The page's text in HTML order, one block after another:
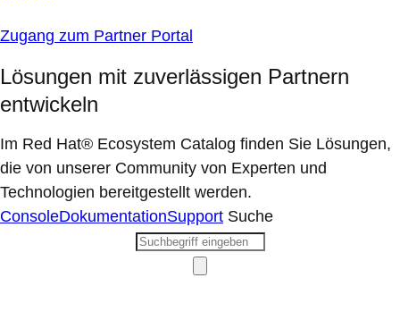
Zugang zum Partner Portal
Lösungen mit zuverlässigen Partnern
entwickeln
Im Red Hat® Ecosystem Catalog finden Sie Lösungen,
die von unserer Community von Experten und
Technologien bereitgestellt werden.
ConsoleDokumentationSupport Suche